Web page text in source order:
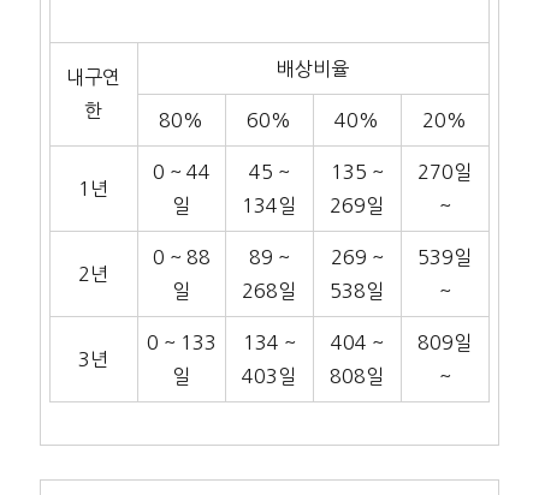
내구연
한
배상비율
80% 60% 40% 20%
1년
0 ~ 44
일
45 ~
134일
135 ~
269일
270일
~
2년
0 ~ 88
일
89 ~
268일
269 ~
538일
539일
~
3년
0 ~ 133
일
134 ~
403일
404 ~
808일
809일
~